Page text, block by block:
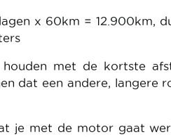
x 60km = 12.900km,
met de kortste
dat een andere, langere
je met de motor gaat